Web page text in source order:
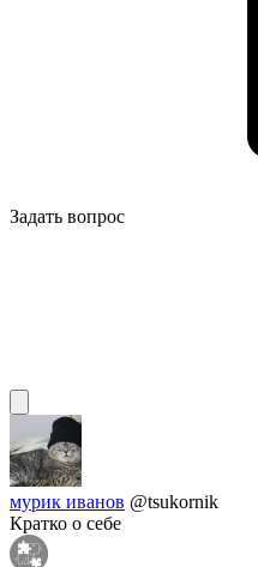
Задать вопрос
мурик иванов @tsukornik
Кратко о себе